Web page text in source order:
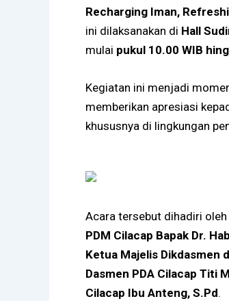
Recharging Iman,
ini dilaksanakan di Hall
mulai pukul 10.00 WIB
Kegiatan ini menjadi
memberikan apresiasi
khususnya di lingkungan
Acara tersebut dihadiri
PDM Cilacap Bapak Dr.
Ketua Majelis Dikdasmen
Dasmen PDA Cilacap Titi
Cilacap Ibu Anteng, S.Pd.